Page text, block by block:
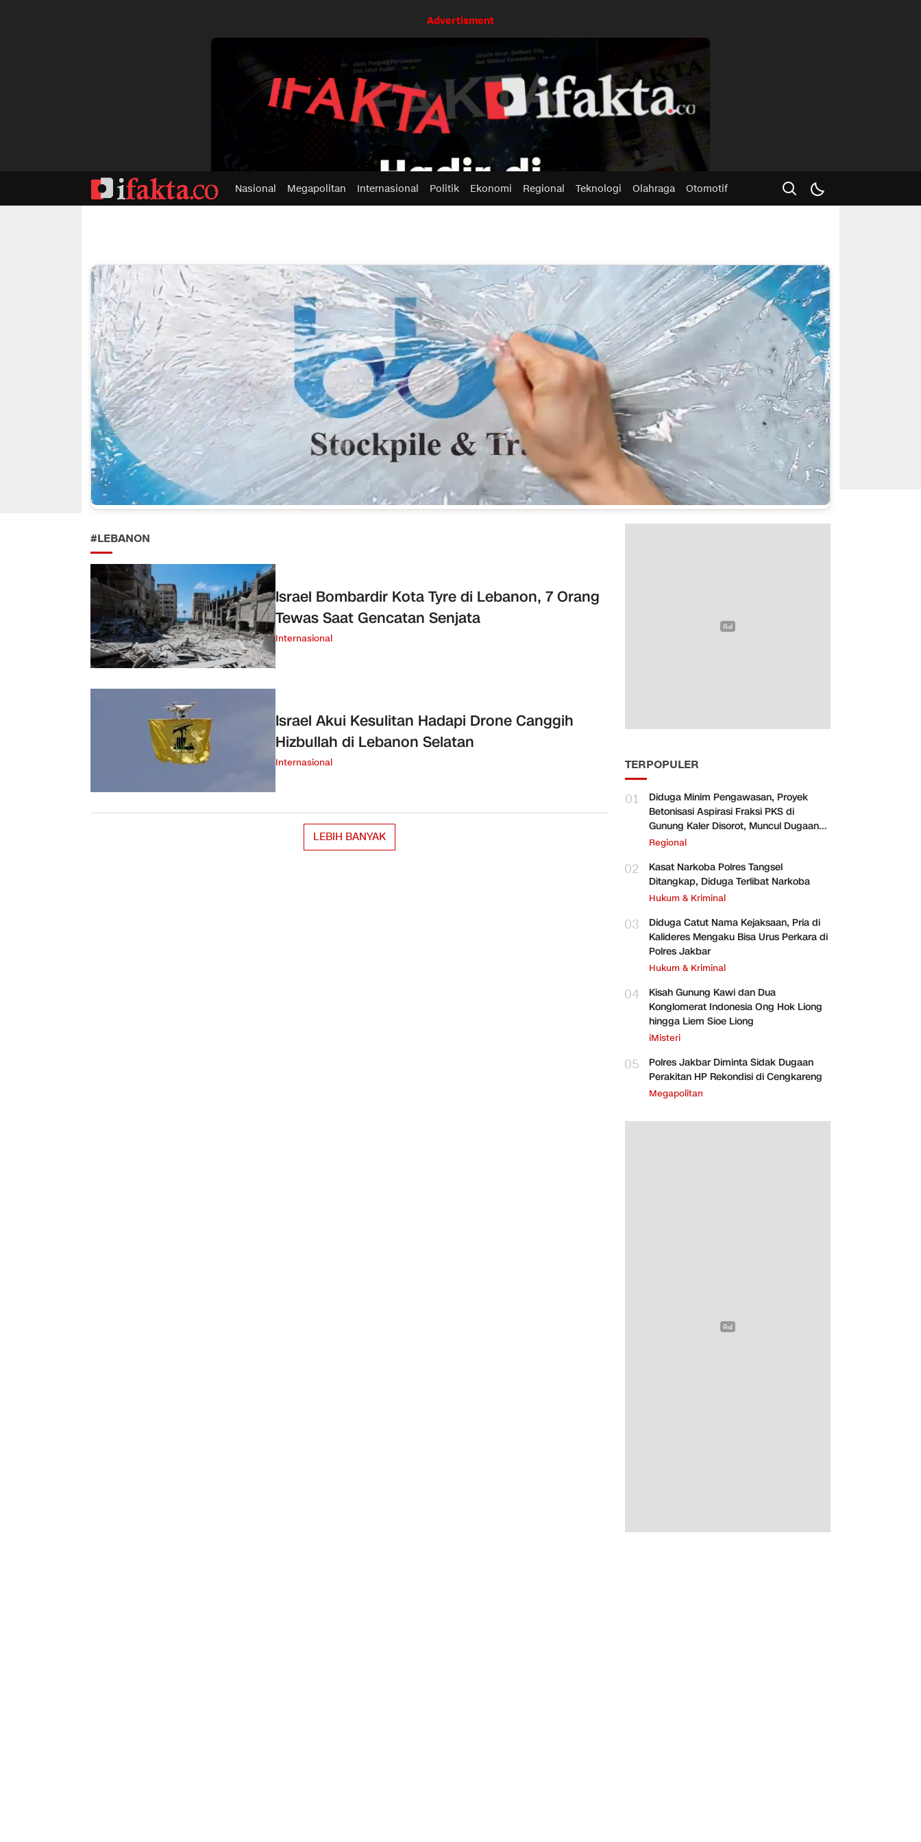
Advertisment
Nasional Megapolitan Internasional Politik Ekonomi Regional Teknologi Olahraga Otomotif
#LEBANON
Israel Bombardir Kota Tyre di Lebanon, 7 Orang
Tewas Saat Gencatan Senjata
Internasional
Israel Akui Kesulitan Hadapi Drone Canggih
Hizbullah di Lebanon Selatan
Internasional
LEBIH BANYAK
TERPOPULER
01
Diduga Minim Pengawasan, Proyek
Betonisasi Aspirasi Fraksi PKS di
Gunung Kaler Disorot, Muncul Dugaan
Pengurangan Volume
Regional
02
Kasat Narkoba Polres Tangsel
Ditangkap, Diduga Terlibat Narkoba
Hukum & Kriminal
03
Diduga Catut Nama Kejaksaan, Pria di
Kalideres Mengaku Bisa Urus Perkara di
Polres Jakbar
Hukum & Kriminal
04
Kisah Gunung Kawi dan Dua
Konglomerat Indonesia Ong Hok Liong
hingga Liem Sioe Liong
iMisteri
05
Polres Jakbar Diminta Sidak Dugaan
Perakitan HP Rekondisi di Cengkareng
Megapolitan